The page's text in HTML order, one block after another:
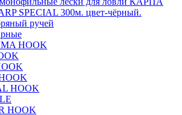
SPECIAL 300м. цвет-чёрный.
ручей
HOOK
HOOK
HOOK